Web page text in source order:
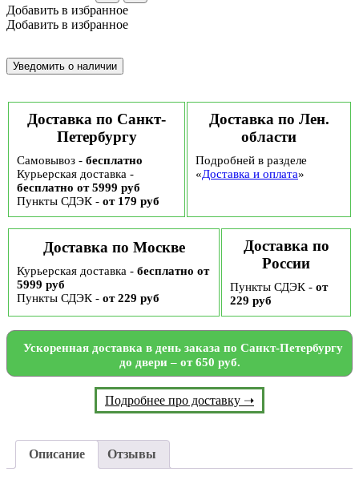
Добавить в избранное
Добавить в избранное
Доставка по Санкт-
Петербургу
Самовывоз - бесплатно
Курьерская доставка -
бесплатно от 5999 руб
Пункты СДЭК - от 179 руб
Доставка по Лен.
области
Подробней в разделе
«Доставка и оплата»
Доставка по Москве
Курьерская доставка - бесплатно от
5999 руб
Пункты СДЭК - от 229 руб
Доставка по
России
Пункты СДЭК - от
229 руб
Ускоренная доставка в день заказа по Санкт-Петербургу
до двери – от 650 руб.
Подробнее про доставку ➝
Описание Отзывы